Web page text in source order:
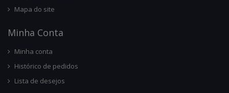
Mapa do site
Minha Conta
Minha conta
Histórico de pedidos
Lista de desejos